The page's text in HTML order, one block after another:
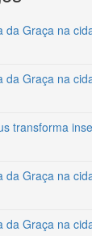
da Graça na
da Graça na
transforma
da Graça na
da Graça na